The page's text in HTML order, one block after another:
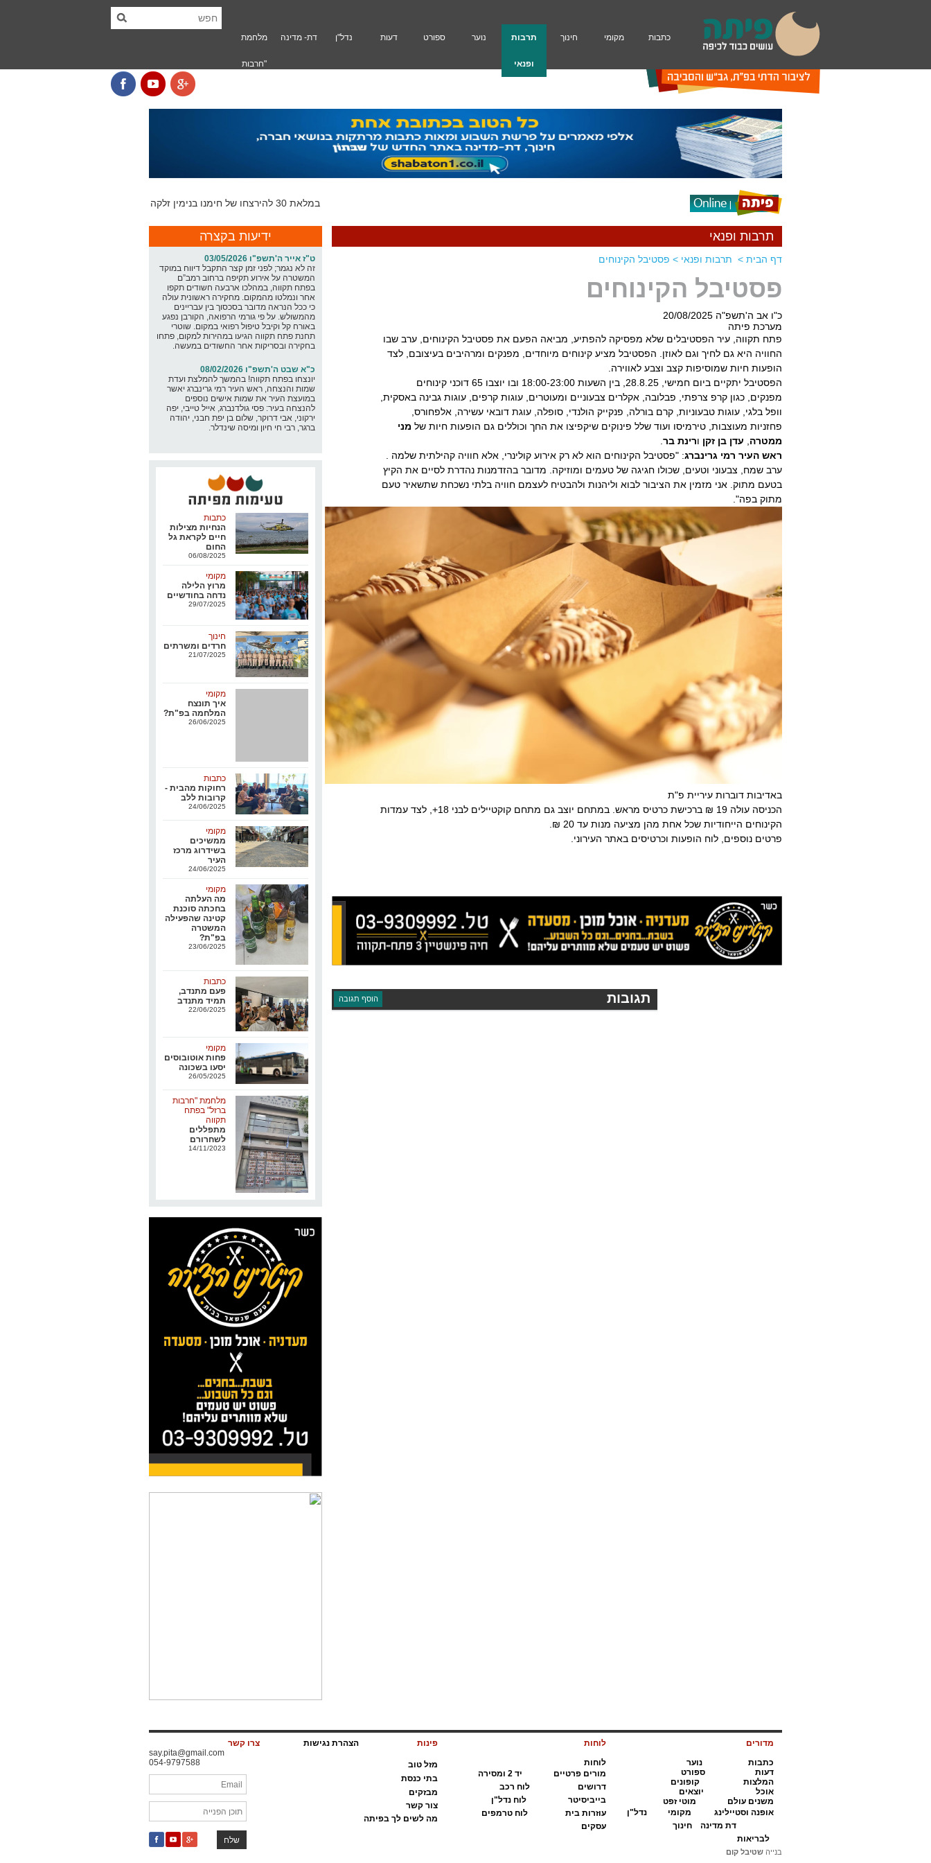
כתבות מקומי חינוך תרבות
ופנאי
נוער ספורט דעות נדל"ן דת- מדינה מלחמת
"חרבות
תרבות ופנאי
> פסטיבל הקינוחים > תרבות ופנאי דף הבית
פסטיבל הקינוחים
כ"ו אב ה'תשפ"ה 20/08/2025
מערכת פיתה
פתח תקווה, עיר הפסטיבלים שלא מפסיקה להפתיע, מביאה הפעם את פסטיבל הקינוחים, ערב שבו
החוויה היא גם לחיך וגם לאוזן. הפסטיבל מציע קינוחים מיוחדים, מפנקים ומרהיבים בעיצובם, לצד
הופעות חיות שמוסיפות קצב וצבע לאווירה
הפסטיבל יתקיים ביום חמישי, 28.8.25, בין השעות 18:00-23:00 ובו יוצבו 65 דוכני קינוחים
מפנקים, כגון קרפ צרפתי, פבלובה, אקלרים צבעוניים ומעוטרים, עוגות קרפים, עוגות גבינה באסקית,
וופל בלגי, עוגות טבעוניות, קרם בורלה, פנקייק הולנדי, סופלה, עוגת דובאי עשירה, אלפחורס,
פחזניות מעוצבות, טירמיסו ועוד שלל פינוקים שיקפיצו את החך וכוללים גם הופעות חיות של מני
ממטרה
עדן בן זקן ורינת בר
ראש העיר רמי גרינברג: "פסטיבל הקינוחים הוא לא רק אירוע קולינרי, אלא חוויה קהילתית שלמה .
ערב שמח, צבעוני וטעים, שכולו חגיגה של טעמים ומוזיקה. מדובר בהזדמנות נהדרת לסיים את הקיץ
בטעם מתוק. אני מזמין את הציבור לבוא וליהנות ולהבטיח לעצמם חוויה בלתי נשכחת שתשאיר טעם
מתוק בפה."
באדיבות דוברות עיריית פ"ת
הכניסה עולה 19 ₪ ברכישת כרטיס מראש. במתחם יוצב גם מתחם קוקטיילים לבני 18+, לצד עמדות
הקינוחים הייחודיות שכל אחת מהן מציעה מנות עד 20 ₪
פרטים נוספים, לוח הופעות וכרטיסים באתר העירוני
תגובות הוסף תגובה
ידיעות בקצרה
ט"ז אייר ה'תשפ"ו 03/05/2026
זה לא נגמר; לפני זמן קצר התקבל דיווח במוקד
המשטרה על אירוע תקיפה ברחוב רמב”ם
בפתח תקווה, במהלכו ארבעה חשודים תקפו
אחר ונמלטו מהמקום. מחקירה ראשונית עולה
כי ככל הנראה מדובר בסכסוך בין עבריינים
מהמשולש. על פי גורמי הרפואה, הקורבן נפגע
באורח קל וקיבל טיפול רפואי במקום. שוטרי
תחנת פתח תקווה הגיעו במהירות למקום, פתחו
בחקירה ובסריקות אחר החשודים במעשה.
כ"א שבט ה'תשפ"ו 08/02/2026
יונצחו בפתח תקווה! בהמשך להמלצת ועדת
שמות והנצחה, ראש העיר רמי גרינברג יאשר
במועצת העיר את שמות אישים נוספים
להנצחה בעיר: פסי גולדנברג, אייל טייבי, יפה
ירקוני, אבי דרוקר, שלום בן יפת חבני, יהודה
ברגר, רבי חי חיון ומיסה שינדלר.
כתבות
הנחיות מצילות
חיים לקראת גל
החום
06/08/2025
מקומי
מרוץ הלילה
נדחה בחודשיים
29/07/2025
חינוך
חרדים ומשרתים
21/07/2025
מקומי
איך תונצח
המלחמה בפ"ת?
26/06/2025
כתבות
רחוקות מהבית -
קרובות ללב
24/06/2025
מקומי
ממשיכים
בשידרוג מרכז
העיר
24/06/2025
מקומי
מה העלתה
בחכתה סוכנת
קטינה שהפעילה
המשטרה
בפ"ת?
23/06/2025
כתבות
פעם מתנדב,
תמיד מתנדב
22/06/2025
מקומי
פחות אוטובוסים
יסעו בשכונה
26/05/2025
מלחמת "חרבות
ברזל" בפתח
תקווה
מתפללים
לשחרורם
14/11/2023
מדורים
כתבות
נוער
דעות
ספורט
המלצות
קופונים
אוכל
יוצאים
משנים עולם
מוטי זפט
אופנה וסטיילינג מקומי
נדל"ן
דת מדינה
חינוך
לבריאות
לוחות
לוחות
מורים פרטיים יד 2 ומסירה
דרושים לוח רכב
בייביסיטר לוח נדל"ן
עוזרות בית לוח טרמפים
עסקים
פינות הצהרת נגישות
מזל טוב
בתי כנסת
מבזקים
צור קשר
מה לשים לך בפיתה
צרו קשר
say.pita@gmail.com
054-9797588
בנייה שטיבל קום